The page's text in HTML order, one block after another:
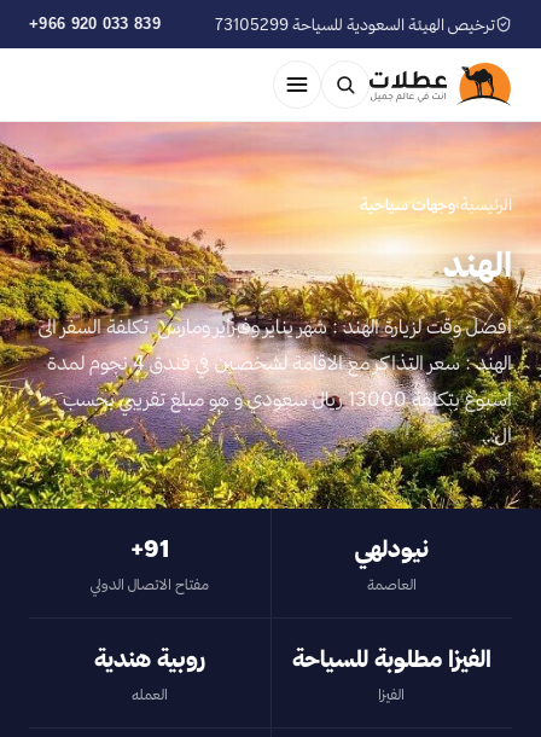
ترخيص الهيئة السعودية للسياحة 73105299 +966 920 033 839
الرئيسية›وجهات سياحية
الهند
افضل وقت لزيارة الهند : شهر يناير وفبراير ومارس تكلفة السفر الى
الهند : سعر التذاكر مع الاقامة لشخصين في فندق 4 نجوم لمدة
اسبوع بتكلفة 13000 ريال سعودي و هو مبلغ تقريبي بحسب
ال…
نيودلهي
العاصمة
‎+91
مفتاح الاتصال الدولي
الفيزا مطلوبة للسياحة
الفيزا
روبية هندية
العمله